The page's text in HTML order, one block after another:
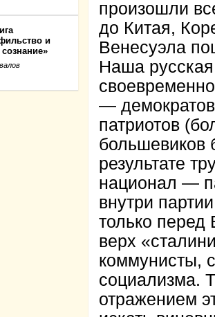
и
произошли
до Китая,
Венесуэла
Наша
— демократов
патриотов
большевиков
результате
национал —
внутри
только перед
верх
коммунисты,
социализма.
отражением